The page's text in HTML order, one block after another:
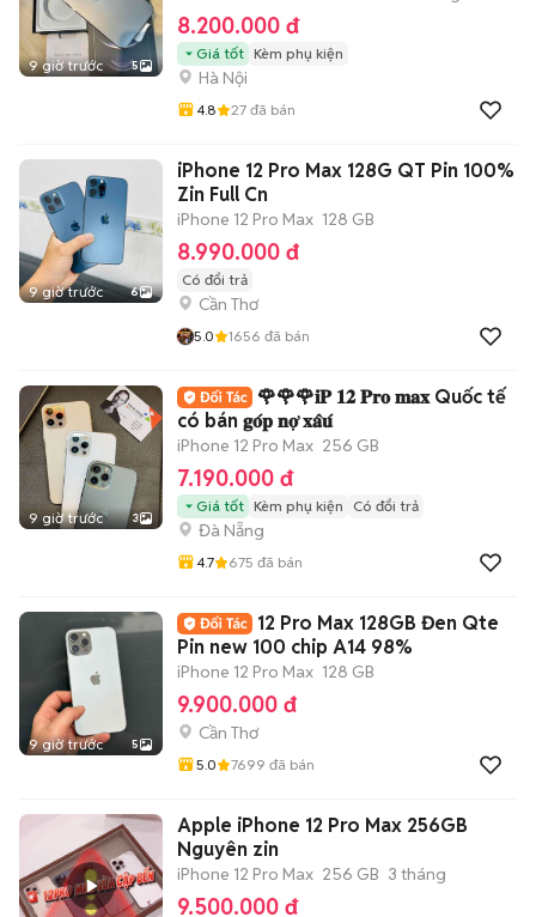
9 giờ trước 5
8.200.000 đ
Giá tốt Kèm phụ kiện
Hà Nội
4.8 27 đã bán
9 giờ trước 6
iPhone 12 Pro Max 128G QT Pin 100%
Zin Full Cn
iPhone 12 Pro Max 128 GB
8.990.000 đ
Có đổi trả
Cần Thơ
5.0 1656 đã bán
9 giờ trước 3
🌹🌹🌹𝐢𝐏 𝟏𝟐 𝐏𝐫𝐨 𝐦𝐚𝐱 Quốc tế
có bán 𝐠𝐨́𝐩 𝐧𝐨̛̣ 𝐱𝐚̂𝐮́
iPhone 12 Pro Max 256 GB
7.190.000 đ
Giá tốt Kèm phụ kiện Có đổi trả
Đà Nẵng
4.7 675 đã bán
9 giờ trước 5
12 Pro Max 128GB Đen Qte
Pin new 100 chip A14 98%
iPhone 12 Pro Max 128 GB
9.900.000 đ
Cần Thơ
5.0 7699 đã bán
Apple iPhone 12 Pro Max 256GB
Nguyên zin
iPhone 12 Pro Max 256 GB 3 tháng
9.500.000 đ